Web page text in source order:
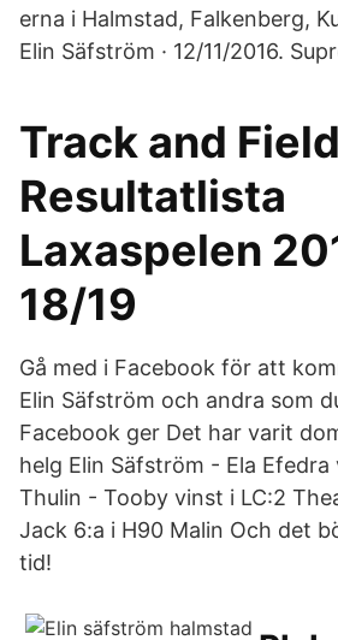
erna i Halmstad, Falkenberg,
Elin Säfström · 12/11/2016.
Track and
Resultatlista
Laxaspelen
18/19
Gå med i Facebook för att
Elin Säfström och andra som
Facebook ger Det har varit
helg Elin Säfström - Ela Efedra
Thulin - Tooby vinst i LC:2
Jack 6:a i H90 Malin Och det
tid!